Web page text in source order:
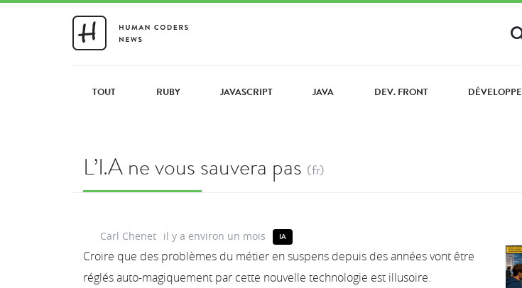
TOUT RUBY JAVASCRIPT JAVA DEV. FRONT
L’I.A ne vous sauvera pas (fr)
Carl Chenet il y a environ un mois IA
Croire que des problèmes du métier en suspens depuis des années vont être
réglés auto-magiquement par cette nouvelle technologie est illusoire.